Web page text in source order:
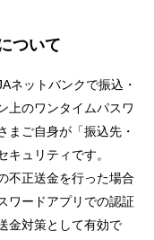
ついて
ネットバンクで振込・
上のワンタイムパスワ
まご自身が「振込先・
ュリティです。
不正送金を行った場合
ワードアプリでの認証
金対策として有効で